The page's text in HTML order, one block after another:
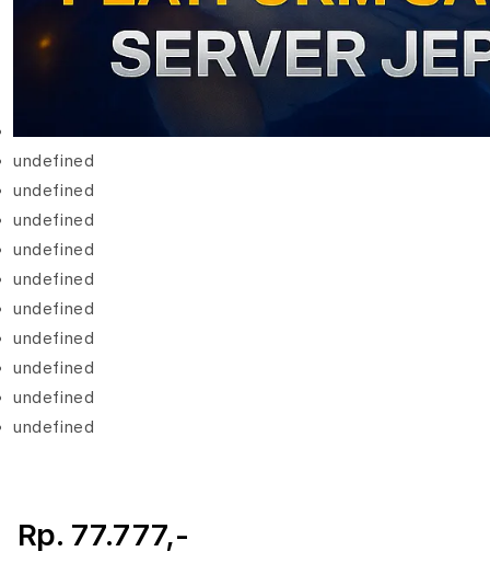
undefined
undefined
undefined
undefined
undefined
undefined
undefined
undefined
undefined
undefined
Rp. 77.777,-